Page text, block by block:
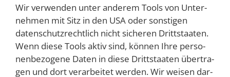
Wir ver­wen­den unter ande­rem Tools von Unter­
neh­men mit Sitz in den USA oder sons­ti­gen
daten­schutz­recht­lich nicht siche­ren Dritt­staa­ten.
Wenn die­se Tools aktiv sind, kön­nen Ihre per­so­
nen­be­zo­ge­ne Daten in die­se Dritt­staa­ten über­tra­
gen und dort ver­ar­bei­tet wer­den. Wir wei­sen dar­